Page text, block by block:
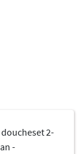
2-
-